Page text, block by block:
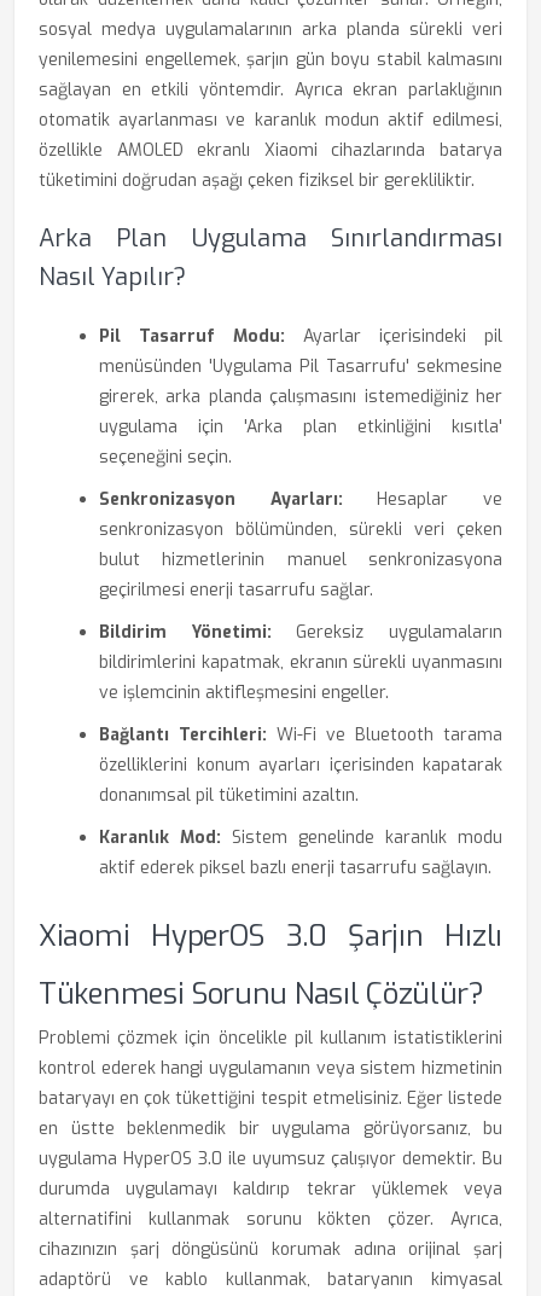
sosyal medya uygulamalarının arka planda sürekli veri
yenilemesini engellemek, şarjın gün boyu stabil kalmasını
sağlayan en etkili yöntemdir. Ayrıca ekran parlaklığının
otomatik ayarlanması ve karanlık modun aktif edilmesi,
özellikle AMOLED ekranlı Xiaomi cihazlarında batarya
tüketimini doğrudan aşağı çeken fiziksel bir gerekliliktir.
Arka Plan Uygulama Sınırlandırması
Nasıl Yapılır?
Pil Tasarruf Modu: Ayarlar içerisindeki pil
menüsünden 'Uygulama Pil Tasarrufu' sekmesine
girerek, arka planda çalışmasını istemediğiniz her
uygulama için 'Arka plan etkinliğini kısıtla'
seçeneğini seçin.
Senkronizasyon Ayarları: Hesaplar ve
senkronizasyon bölümünden, sürekli veri çeken
bulut hizmetlerinin manuel senkronizasyona
geçirilmesi enerji tasarrufu sağlar.
Bildirim Yönetimi: Gereksiz uygulamaların
bildirimlerini kapatmak, ekranın sürekli uyanmasını
ve işlemcinin aktifleşmesini engeller.
Bağlantı Tercihleri: Wi-Fi ve Bluetooth tarama
özelliklerini konum ayarları içerisinden kapatarak
donanımsal pil tüketimini azaltın.
Karanlık Mod: Sistem genelinde karanlık modu
aktif ederek piksel bazlı enerji tasarrufu sağlayın.
Xiaomi HyperOS 3.0 Şarjın Hızlı
Tükenmesi Sorunu Nasıl Çözülür?
Problemi çözmek için öncelikle pil kullanım istatistiklerini
kontrol ederek hangi uygulamanın veya sistem hizmetinin
bataryayı en çok tükettiğini tespit etmelisiniz. Eğer listede
en üstte beklenmedik bir uygulama görüyorsanız, bu
uygulama HyperOS 3.0 ile uyumsuz çalışıyor demektir. Bu
durumda uygulamayı kaldırıp tekrar yüklemek veya
alternatifini kullanmak sorunu kökten çözer. Ayrıca,
cihazınızın şarj döngüsünü korumak adına orijinal şarj
adaptörü ve kablo kullanmak, bataryanın kimyasal